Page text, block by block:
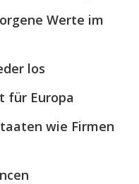
Werte im
los
für Europa
wie Firmen